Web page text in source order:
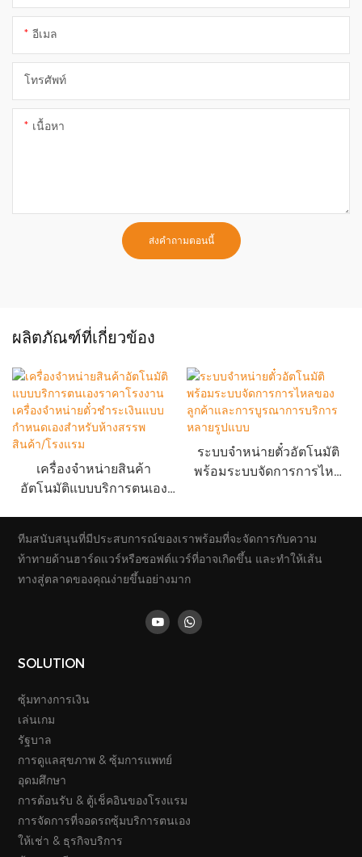
อีเมล
โทรศัพท์
เนื้อหา
ส่งคำถามตอนนี้
ผลิตภัณฑ์ที่เกี่ยวข้อง
เครื่องจำหน่ายสินค้า
อัตโนมัติแบบบริการตนเอง
สำหรับห้างสรรพสินค้า/
โรงแรม
ระบบจำหน่ายตั๋วอัตโนมัติ
พร้อมระบบจัดการการไหล
ทีมสนับสนุนที่มีประสบการณ์ของเราพร้อมที่จะจัดการกับความ
ท้าทายด้านฮาร์ดแวร์หรือซอฟต์แวร์ที่อาจเกิดขึ้น และทำให้เส้น
ทางสู่ตลาดของคุณง่ายขึ้นอย่างมาก
SOLUTION
ซุ้มทางการเงิน
เล่นเกม
รัฐบาล
การดูแลสุขภาพ & ซุ้มการแพทย์
อุดมศึกษา
การต้อนรับ & ตู้เช็คอินของโรงแรม
การจัดการที่จอดรถซุ้มบริการตนเอง
ให้เช่า & ธุรกิจบริการ